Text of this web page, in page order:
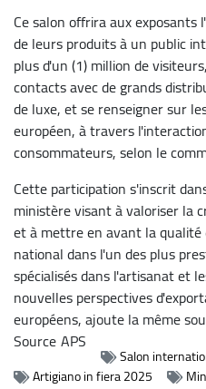
Ce salon offrira aux
de leurs produits à un public
plus d'un (1) million de
contacts avec de grands
de luxe, et se renseigner sur
européen, à travers
consommateurs, selon le
Cette participation s'inscrit
ministère visant à valoriser la
et à mettre en avant la
national dans l'un des plus
spécialisés dans l'artisanat et
nouvelles perspectives
européens, ajoute la même
SourceAPS
Salon
Artigiano in fiera 2025